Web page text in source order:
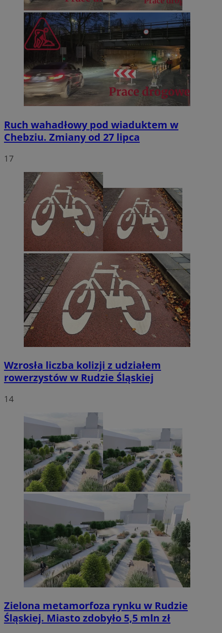
Ruch wahadłowy pod wiaduktem w
Chebziu. Zmiany od 27 lipca
17
Wzrosła liczba kolizji z udziałem
rowerzystów w Rudzie Śląskiej
14
Zielona metamorfoza rynku w Rudzie
Śląskiej. Miasto zdobyło 5,5 mln zł